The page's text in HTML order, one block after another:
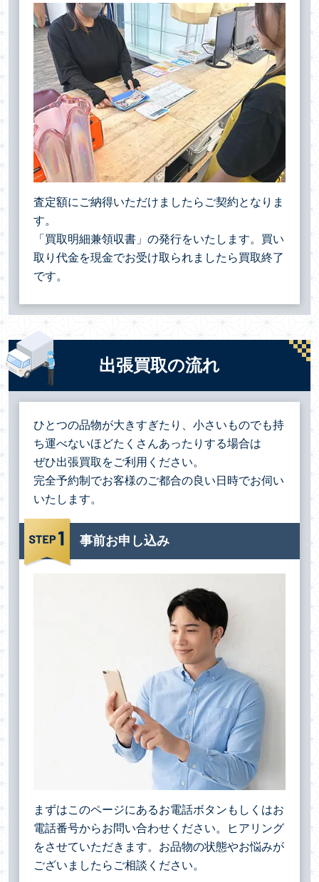
査定額にご納得いただけましたらご契約となりま
す。
「買取明細兼領収書」の発行をいたします。買い
取り代金を現金でお受け取られましたら買取終了
です。
出張買取の流れ
ひとつの品物が大きすぎたり、小さいものでも持
ち運べないほどたくさんあったりする場合は
ぜひ出張買取をご利用ください。
完全予約制でお客様のご都合の良い日時でお伺い
いたします。
事前お申し込み
まずはこのページにあるお電話ボタンもしくはお
電話番号からお問い合わせください。ヒアリング
をさせていただきます。お品物の状態やお悩みが
ございましたらご相談ください。